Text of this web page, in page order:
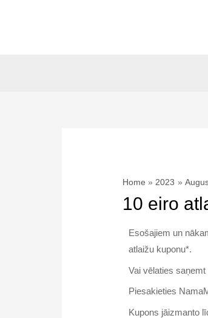
Home 2023
10 eiro
Esošajiem un
atlaižu kuponu*.
Vai vēlaties saņemt
Piesakieties
Kupons jāizmanto